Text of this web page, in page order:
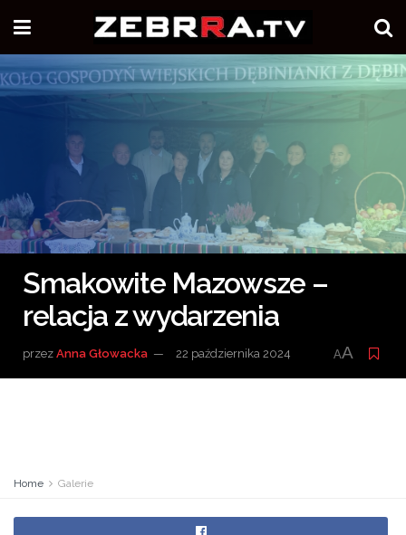
Smakowite Mazowsze –
relacja z wydarzenia
przez Anna Głowacka 22 października 2024 AA
Home Galerie